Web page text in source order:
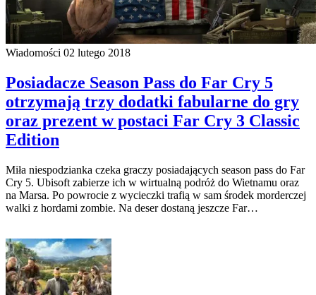
Wiadomości 02 lutego 2018
Posiadacze Season Pass do Far Cry 5
otrzymają trzy dodatki fabularne do gry
oraz prezent w postaci Far Cry 3 Classic
Edition
Miła niespodzianka czeka graczy posiadających season pass do Far
Cry 5. Ubisoft zabierze ich w wirtualną podróż do Wietnamu oraz
na Marsa. Po powrocie z wycieczki trafią w sam środek morderczej
walki z hordami zombie. Na deser dostaną jeszcze Far…